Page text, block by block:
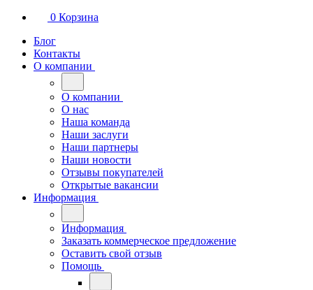
0 Корзина
Блог
Контакты
О компании
О компании
О нас
Наша команда
Наши заслуги
Наши партнеры
Наши новости
Отзывы покупателей
Открытые вакансии
Информация
Информация
Заказать коммерческое предложение
Оставить свой отзыв
Помощь